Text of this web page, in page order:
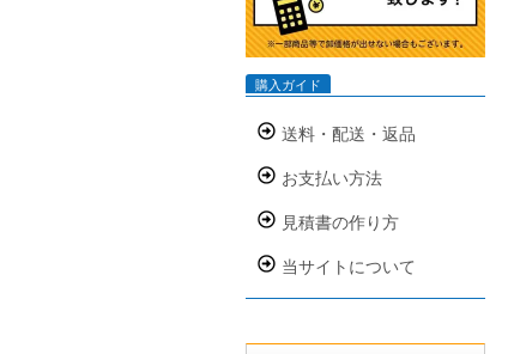
購入ガイド
送料・配送・返品
お支払い方法
見積書の作り方
当サイトについて